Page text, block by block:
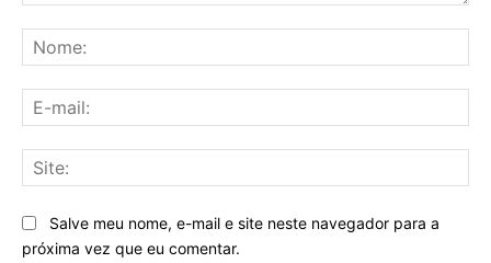
Salve meu nome, e-mail e site neste navegador para a
próxima vez que eu comentar.